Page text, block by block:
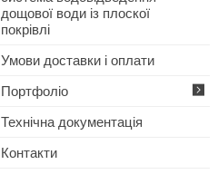
дощової води із плоскої
покрівлі
Умови доставки і оплати
Портфоліо
Технічна документація
Контакти